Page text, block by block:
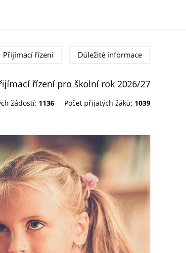
EnglishУкраїнська
Přijímací řízení Důležité informace
řízení pro školní rok 2026/27
žádostí: 1136 Počet přijatých žáků: 1039